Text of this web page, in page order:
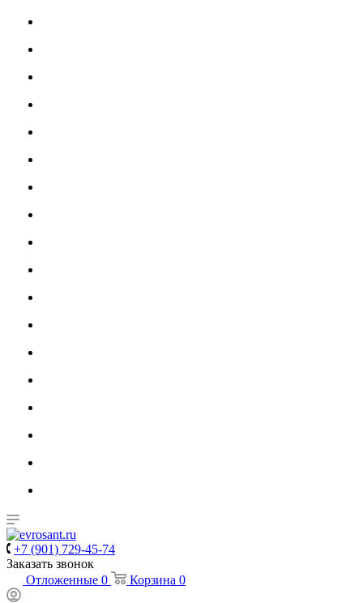
+7 (901) 729-45-74
Заказать звонок
Отложенные 0 Корзина 0